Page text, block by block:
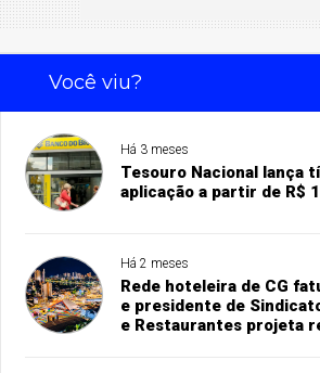
Você viu?
Há 3 meses
Tesouro Nacional lança
aplicação a partir de R$ 1
Há 2 meses
Rede hoteleira de CG
e presidente de
e Restaurantes projeta